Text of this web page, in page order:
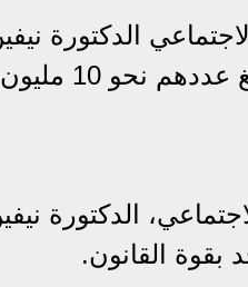
الدكتورة
الدكتورة
القانون.